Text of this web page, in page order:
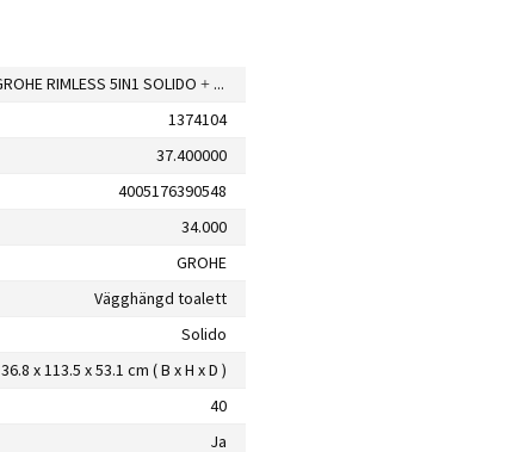
VÄGGHÄNGD TOALETT GROHE RIMLESS 5IN1 SOLIDO + WC-SKÅL BAU
1374104
37.400000
4005176390548
34.000
GROHE
Vägghängd toalett
Solido
36.8 x 113.5 x 53.1 cm ( B x H x D )
40
Ja